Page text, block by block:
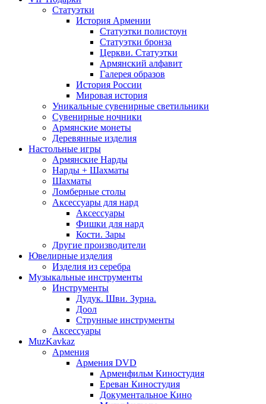
Статуэтки
История Армении
Статуэтки полистоун
Статуэтки бронза
Церкви. Статуэтки
Армянский алфавит
Галерея образов
История России
Мировая история
Уникальные сувенирные светильники
Сувенирные ночники
Армянские монеты
Деревянные изделия
Настольные игры
Армянские Нарды
Нарды + Шахматы
Шахматы
Ломберные столы
Аксессуары для нард
Аксессуары
Фишки для нард
Кости. Зары
Другие производители
Ювелирные изделия
Изделия из серебра
Музыкальные инструменты
Инструменты
Дудук. Шви. Зурна.
Доол
Струнные инструменты
Аксессуары
MuzKavkaz
Армения
Армения DVD
Арменфильм Киностудия
Ереван Киностудия
Документальное Кино